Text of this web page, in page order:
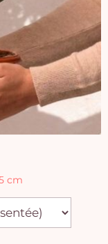
cm